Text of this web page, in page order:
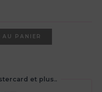
AU PANIER
et plus..